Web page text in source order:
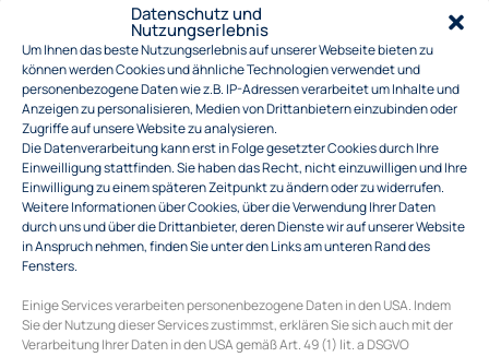
Datenschutz und
Nutzungserlebnis
Um Ihnen das beste Nutzungserlebnis auf unserer Webseite bieten zu
können werden Cookies und ähnliche Technologien verwendet und
personenbezogene Daten wie z.B. IP-Adressen verarbeitet um Inhalte und
Anzeigen zu personalisieren, Medien von Drittanbietern einzubinden oder
Zugriffe auf unsere Website zu analysieren.
Die Datenverarbeitung kann erst in Folge gesetzter Cookies durch Ihre
Einweilligung stattfinden. Sie haben das Recht, nicht einzuwilligen und Ihre
Einwilligung zu einem späteren Zeitpunkt zu ändern oder zu widerrufen.
Weitere Informationen über Cookies, über die Verwendung Ihrer Daten
durch uns und über die Drittanbieter, deren Dienste wir auf unserer Website
in Anspruch nehmen, finden Sie unter den Links am unteren Rand des
Fensters.
Einige Services verarbeiten personenbezogene Daten in den USA. Indem
Sie der Nutzung dieser Services zustimmst, erklären Sie sich auch mit der
Verarbeitung Ihrer Daten in den USA gemäß Art. 49 (1) lit. a DSGVO